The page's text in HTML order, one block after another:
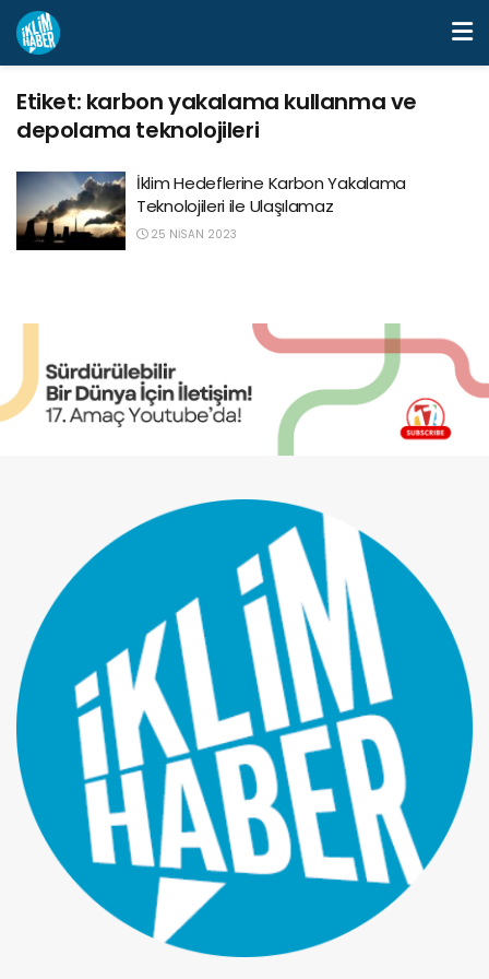
Etiket: karbon yakalama kullanma ve
depolama teknolojileri
İklim Hedeflerine Karbon Yakalama
Teknolojileri ile Ulaşılamaz
25 NISAN 2023